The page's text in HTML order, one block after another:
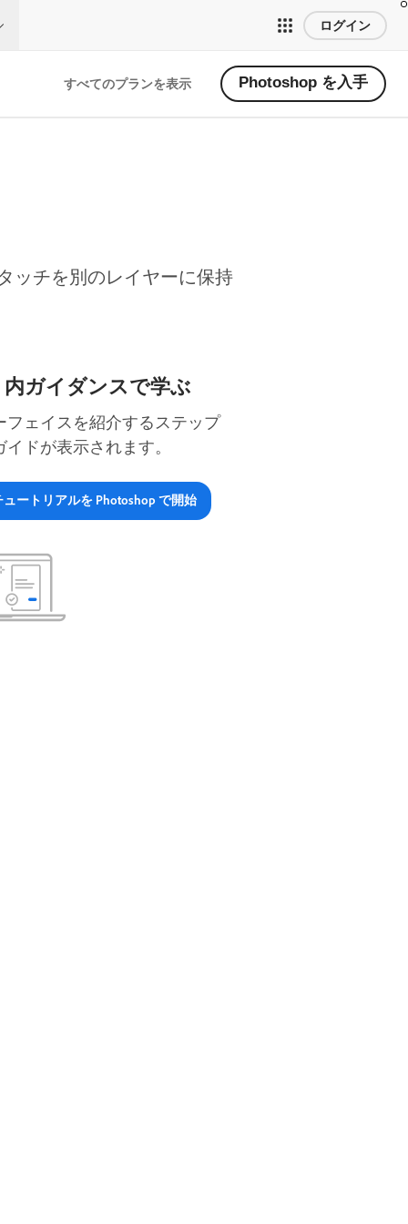
ログイン
すべてのプランを表示 Photoshop を入手
ッチを別のレイヤーに保持
ガイダンスで学ぶ
フェイスを紹介するステップ
イドが表示されます。
ュートリアルを Photoshop で開始